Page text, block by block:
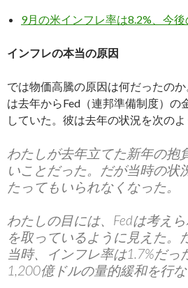
9月の米インフレ率は8.2%、今
インフレの本当の原因
では物価高騰の原因は何だったの
は去年からFed（連邦準備制度）の
していた。彼は去年の状況を次のよ
わたしが去年立てた新年の抱
いことだった。だが当時の状
たってもいられなくなった。
わたしの目には、Fedは考え
を取っているように見えた
当時、インフレ率は1.7%だっ
1,200億ドルの量的緩和を行な